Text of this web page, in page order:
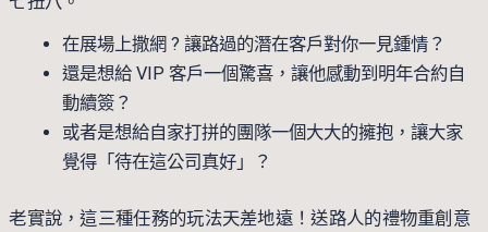
在展場上撒網 ? 讓路過的潛在客戶對你一見鍾情？
還是想給 VIP 客戶一個驚喜，讓他感動到明年合約自
動續簽？
或者是想給自家打拼的團隊一個大大的擁抱，讓大家
覺得「待在這公司真好」？
老實說，這三種任務的玩法天差地遠！送路人的禮物重創意